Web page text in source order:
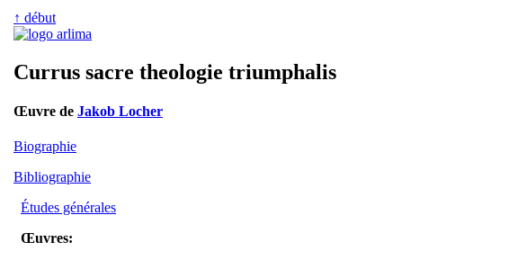
↑ début
Currus sacre theologie triumphalis
Œuvre de Jakob Locher
Biographie
Bibliographie
Études générales
Œuvres: